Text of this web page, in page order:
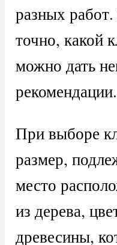
разных работ.
точно, какой
можно дать
рекомендации.
При выборе
размер,
место
из дерева,
древесины,